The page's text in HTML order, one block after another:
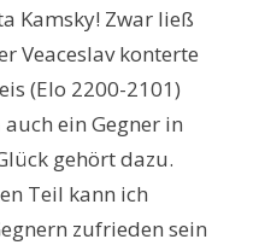
Kamsky! Zwar ließ
Veaceslav konterte
(Elo 2200-2101)
ein Gegner in
gehört dazu.
Teil kann ich
zufrieden sein